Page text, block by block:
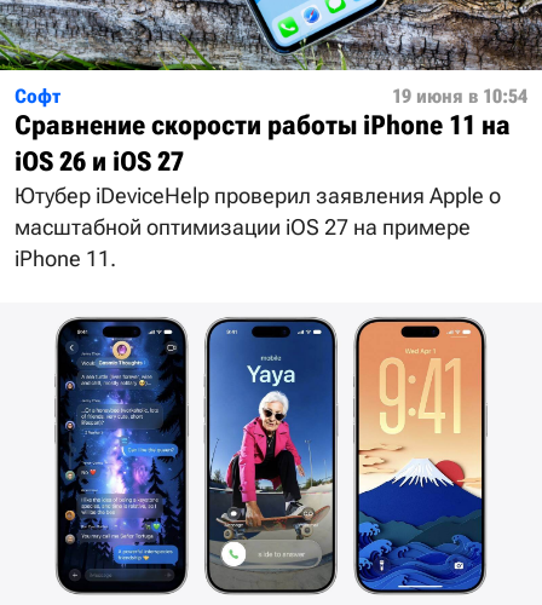
Софт 19 июня в 10:54
Сравнение скорости работы iPhone 11 на
iOS 26 и iOS 27
Ютубер iDeviceHelp проверил заявления Apple о
масштабной оптимизации iOS 27 на примере
iPhone 11.